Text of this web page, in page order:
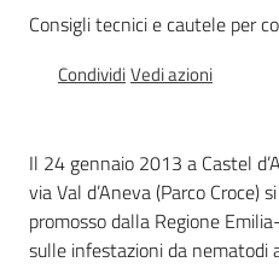
Difesa
Vivaismo
e
sementi
Consigli tecnici e cautele per
CondividiVedi azioni
Il 24 gennaio 2013 a Castel
via Val d’Aneva (Parco
promosso dalla Regione
sulle infestazioni da nematodi